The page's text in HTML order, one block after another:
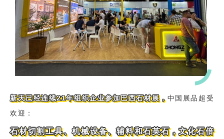
新天已经连续21年组织企业参加巴西石材展， 中国 展品 超受
欢迎：
石材切割工具、机械设备、辅料和石英石，文化石倍